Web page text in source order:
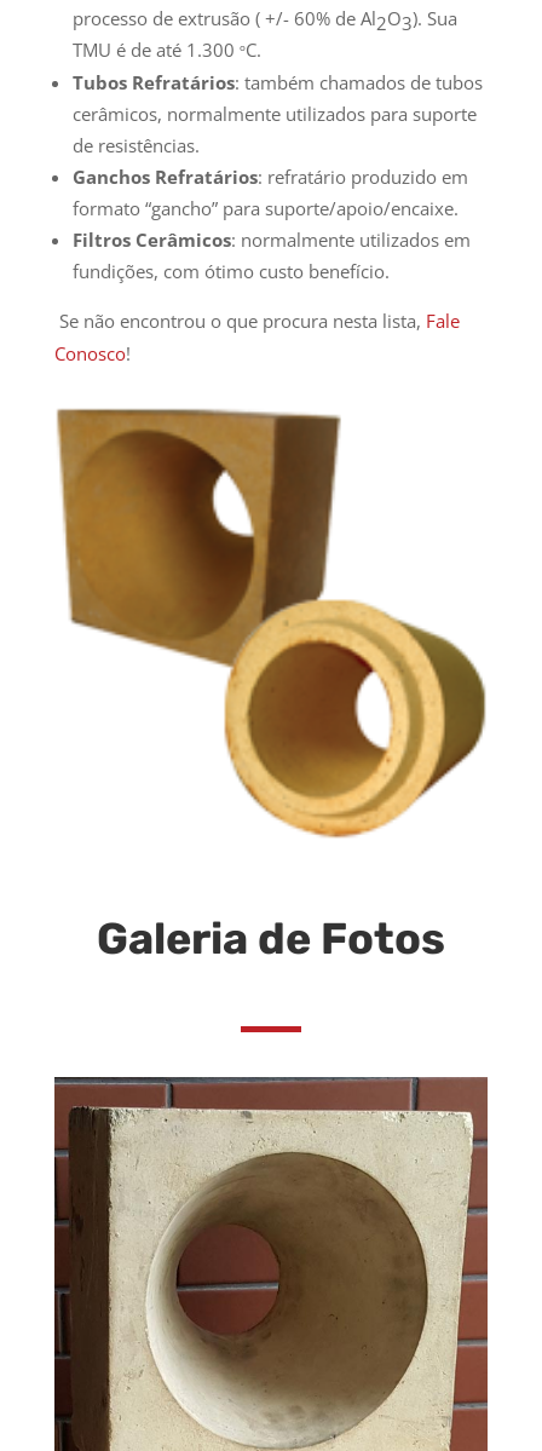
processo de extrusão ( +/- 60% de Al2O3). Sua
TMU é de até 1.300 ºC.
Tubos Refratários: também chamados de tubos
cerâmicos, normalmente utilizados para suporte
de resistências.
Ganchos Refratários: refratário produzido em
formato “gancho” para suporte/apoio/encaixe.
Filtros Cerâmicos: normalmente utilizados em
fundições, com ótimo custo benefício.
Se não encontrou o que procura nesta lista, Fale
Conosco!
Galeria de Fotos